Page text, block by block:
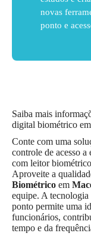
novas
ponto e
Saiba mais
digital biométrico em
Conte com uma
controle de acesso
com leitor
Aproveite a
Biométrico em
equipe. A tecnologia
ponto permite uma
funcionários,
tempo e da